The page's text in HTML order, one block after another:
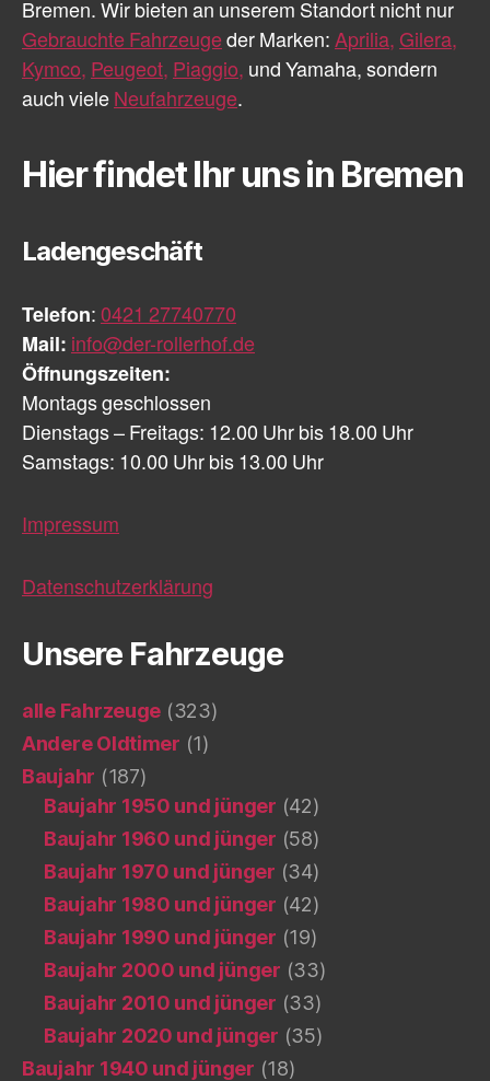
Bremen. Wir bieten an unserem Standort nicht nur
Gebrauchte Fahrzeugeder Marken: Aprilia, Gilera,
Kymco, Peugeot, Piaggio, und Yamaha, sondern
auch viele Neufahrzeuge.
Hier findet Ihr uns in Bremen
Ladengeschäft
Telefon: 0421 27740770
Mail: info@der-rollerhof.de
Öffnungszeiten:
Montags geschlossen
Dienstags – Freitags: 12.00 Uhr bis 18.00 Uhr
Samstags: 10.00 Uhr bis 13.00 Uhr
Impressum
Datenschutzerklärung
Unsere Fahrzeuge
alle Fahrzeuge (323)
Andere Oldtimer (1)
Baujahr (187)
Baujahr 1950 und jünger (42)
Baujahr 1960 und jünger (58)
Baujahr 1970 und jünger (34)
Baujahr 1980 und jünger (42)
Baujahr 1990 und jünger (19)
Baujahr 2000 und jünger (33)
Baujahr 2010 und jünger (33)
Baujahr 2020 und jünger (35)
Baujahr 1940 und jünger (18)